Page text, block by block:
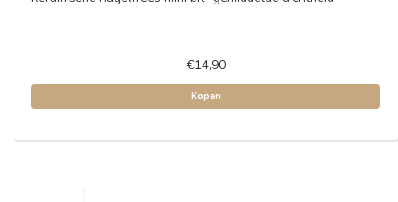
€14,90
Kopen